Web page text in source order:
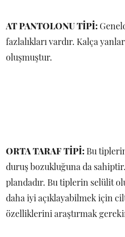
AT PANTOLONU TİPİ:
fazlalıkları vardır. Kalça
oluşmuştur.
ORTA TARAF TİPİ: Bu
duruş bozukluğuna da
plandadır. Bu tiplerin selülit
daha iyi açıklayabilmek için
özelliklerini araştırmak